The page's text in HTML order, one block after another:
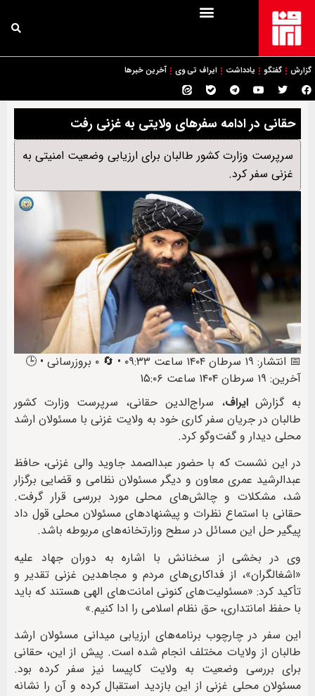
گزارش گفتگو یادداشت ایراف تی وی آخرین خبرها
حقانی در ادامه سفرهای ولایتی به غزنی رفت
سرپرست وزارت کشور طالبان برای ارزیابی وضعیت امنیتی به
غزنی سفر کرد.
📅 انتشار: ۱۹ سرطان ۱۴۰۴ ساعت ۰۹:۳۳ • 🔄 ۰ بروزرسانی • 🕒
آخرین: ۱۹ سرطان ۱۴۰۴ ساعت ۱۵:۰۶
به گزارشایراف، سراج‌الدین حقانی، سرپرست وزارت کشور
طالبان در جریان سفر کاری خود به ولایت غزنی با مسئولان ارشد
محلی دیدار و گفت‌وگو کرد.
در این نشست که با حضور عبدالصمد جاوید والی غزنی، حافظ
عبدالرشید عمری معاون و دیگر مسئولان نظامی و قضایی برگزار
شد، مشکلات و چالش‌های محلی مورد بررسی قرار گرفت.
حقانی با استماع نظرات و پیشنهادهای مسئولان محلی قول داد
پیگیر حل این مسائل در سطح وزارتخانه‌های مربوطه باشد.
وی در بخشی از سخنانش با اشاره به دوران جهاد علیه
«اشغالگران»، از فداکاری‌های مردم و مجاهدین غزنی تقدیر و
تأکید کرد: «مسئولیت‌های کنونی امانت‌های الهی هستند که باید
با حفظ امانتداری، حق نظام اسلامی را ادا کنیم.»
این سفر در چارچوب برنامه‌های ارزیابی میدانی مسئولان ارشد
طالبان از ولایات مختلف انجام شده است. پیش از این، حقانی
برای بررسی وضعیت به ولایت کاپیسا نیز سفر کرده بود.
مسئولان محلی غزنی از این بازدید استقبال کرده و آن را نشانه